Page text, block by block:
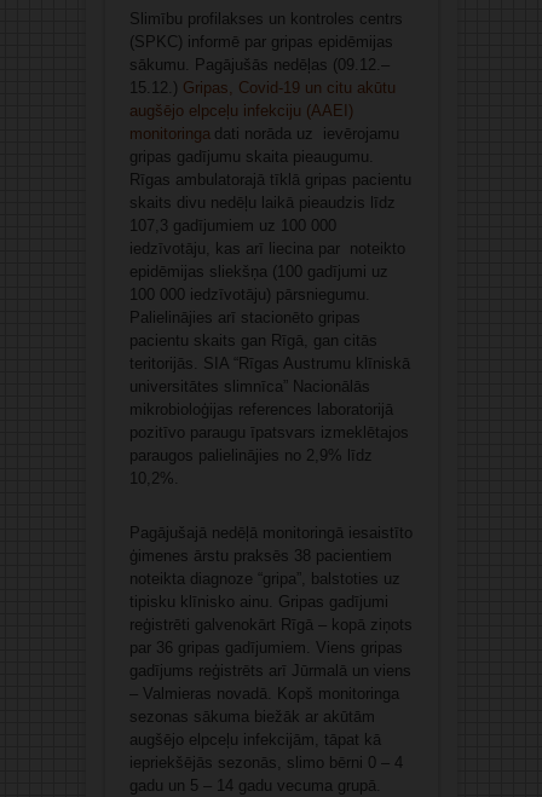
Slimību profilakses un kontroles centrs
(SPKC) informē par gripas epidēmijas
sākumu. Pagājušās nedēļas (09.12.–
15.12.) Gripas, Covid-19 un citu akūtu
augšējo elpceļu infekciju (AAEI)
monitoringadati norāda uz ievērojamu
gripas gadījumu skaita pieaugumu.
Rīgas ambulatorajā tīklā gripas pacientu
skaits divu nedēļu laikā pieaudzis līdz
107,3 gadījumiem uz 100 000
iedzīvotāju, kas arī liecina par noteikto
epidēmijas sliekšņa (100 gadījumi uz
100 000 iedzīvotāju) pārsniegumu.
Palielinājies arī stacionēto gripas
pacientu skaits gan Rīgā, gan citās
teritorijās. SIA “Rīgas Austrumu klīniskā
universitātes slimnīca” Nacionālās
mikrobioloģijas references laboratorijā
pozitīvo paraugu īpatsvars izmeklētajos
paraugos palielinājies no 2,9% līdz
10,2%.
Pagājušajā nedēļā monitoringā iesaistīto
ģimenes ārstu praksēs 38 pacientiem
noteikta diagnoze “gripa”, balstoties uz
tipisku klīnisko ainu. Gripas gadījumi
reģistrēti galvenokārt Rīgā – kopā ziņots
par 36 gripas gadījumiem. Viens gripas
gadījums reģistrēts arī Jūrmalā un viens
– Valmieras novadā. Kopš monitoringa
sezonas sākuma biežāk ar akūtām
augšējo elpceļu infekcijām, tāpat kā
iepriekšējās sezonās, slimo bērni 0 – 4
gadu un 5 – 14 gadu vecuma grupā.